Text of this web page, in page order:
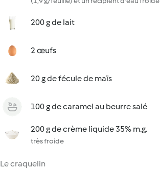
200 g de lait
2 œufs
20 g de fécule de maïs
100 g de caramel au beurre salé
200 g de crème liquide 35% m.g.
très froide
Le craquelin